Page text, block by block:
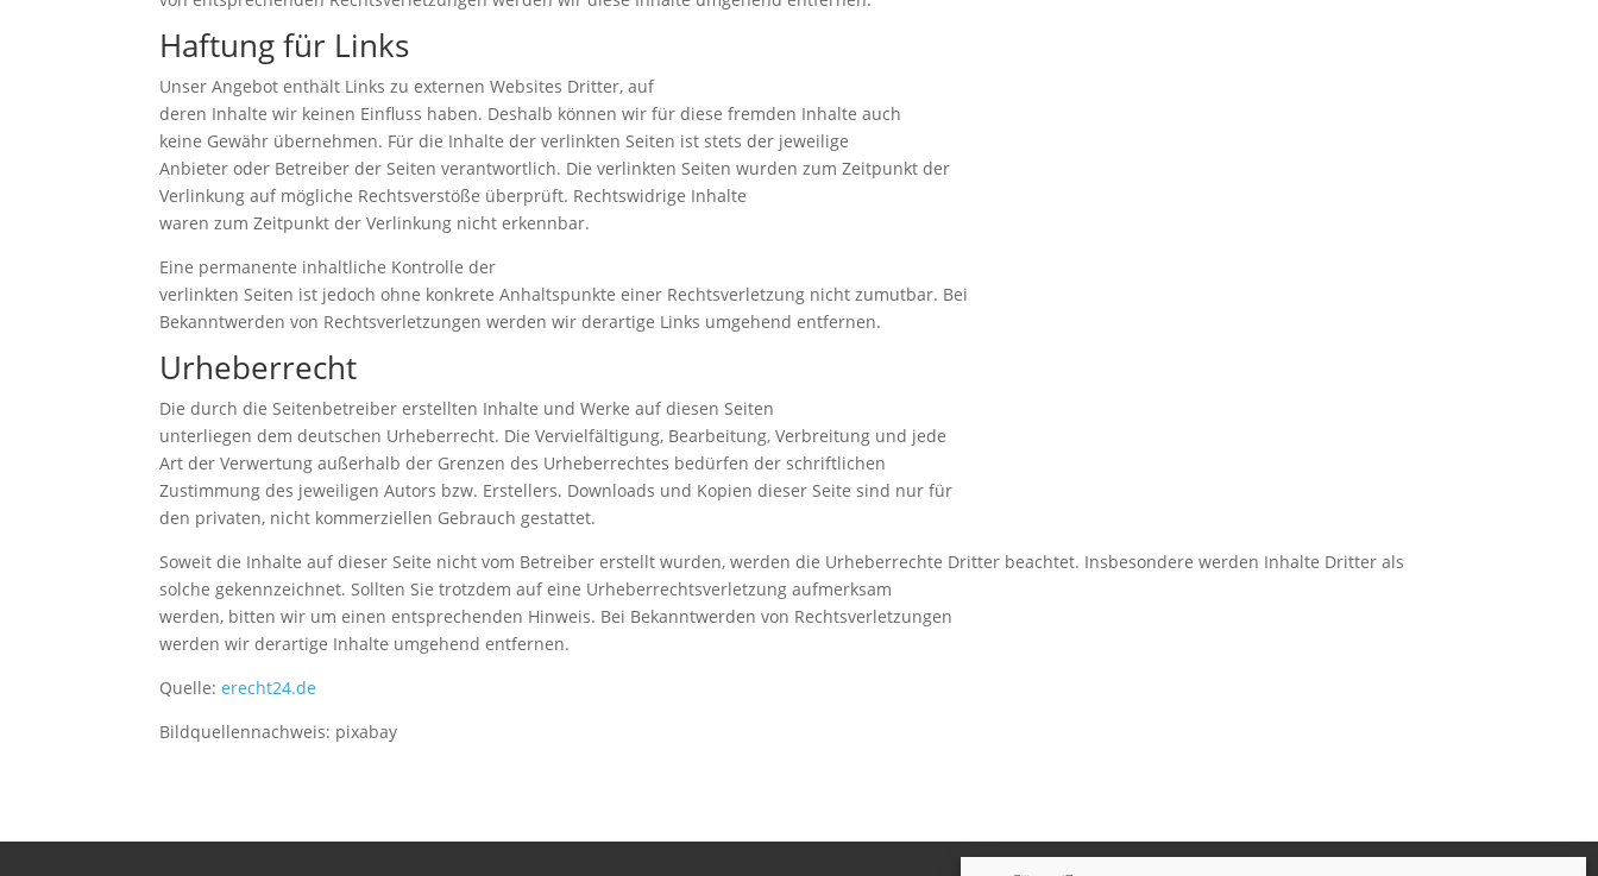
Haftung für Links
Unser Angebot enthält Links zu externen Websites Dritter, auf
deren Inhalte wir keinen Einfluss haben. Deshalb können wir für diese fremden Inhalte auch
keine Gewähr übernehmen. Für die Inhalte der verlinkten Seiten ist stets der jeweilige
Anbieter oder Betreiber der Seiten verantwortlich. Die verlinkten Seiten wurden zum Zeitpunkt der
Verlinkung auf mögliche Rechtsverstöße überprüft. Rechtswidrige Inhalte
waren zum Zeitpunkt der Verlinkung nicht erkennbar.
Eine permanente inhaltliche Kontrolle der
verlinkten Seiten ist jedoch ohne konkrete Anhaltspunkte einer Rechtsverletzung nicht zumutbar. Bei
Bekanntwerden von Rechtsverletzungen werden wir derartige Links umgehend entfernen.
Urheberrecht
Die durch die Seitenbetreiber erstellten Inhalte und Werke auf diesen Seiten
unterliegen dem deutschen Urheberrecht. Die Vervielfältigung, Bearbeitung, Verbreitung und jede
Art der Verwertung außerhalb der Grenzen des Urheberrechtes bedürfen der schriftlichen
Zustimmung des jeweiligen Autors bzw. Erstellers. Downloads und Kopien dieser Seite sind nur für
den privaten, nicht kommerziellen Gebrauch gestattet.
Soweit die Inhalte auf dieser Seite nicht vom Betreiber erstellt wurden, werden die Urheberrechte Dritter beachtet. Insbesondere werden Inhalte Dritter als
solche gekennzeichnet. Sollten Sie trotzdem auf eine Urheberrechtsverletzung aufmerksam
werden, bitten wir um einen entsprechenden Hinweis. Bei Bekanntwerden von Rechtsverletzungen
werden wir derartige Inhalte umgehend entfernen.
Quelle:erecht24.de
Bildquellennachweis: pixabay